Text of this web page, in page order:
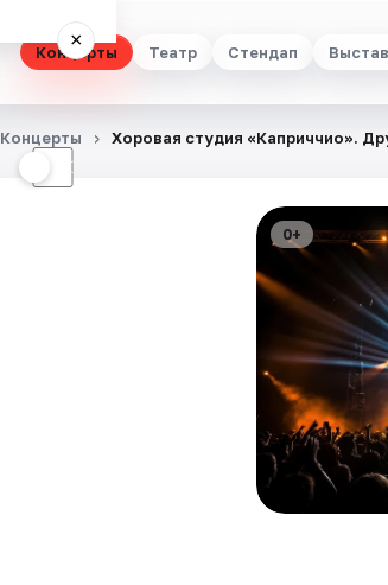
Концерты Театр Стендап
×
☾
Концерты Хоровая студия «Каприччио».
0+